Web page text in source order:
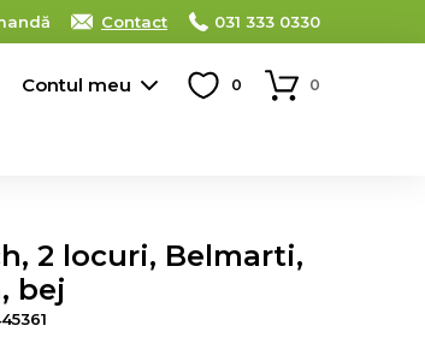
Contact 031 333 0330
Contul meu 0 0
2 locuri, Belmarti,
bej